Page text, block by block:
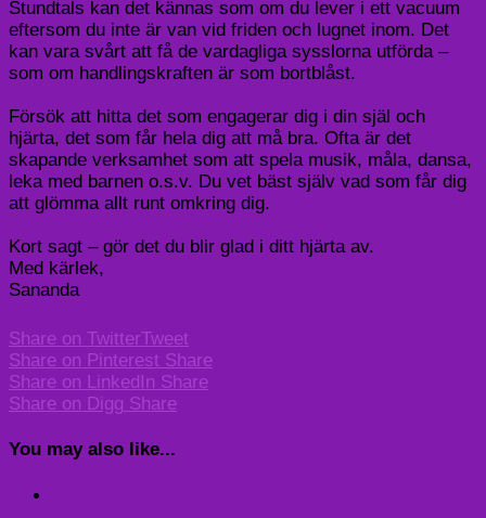
Stundtals kan det kännas som om du lever i ett vacuum
eftersom du inte är van vid friden och lugnet inom. Det
kan vara svårt att få de vardagliga sysslorna utförda –
som om handlingskraften är som bortblåst.
Försök att hitta det som engagerar dig i din själ och
hjärta, det som får hela dig att må bra. Ofta är det
skapande verksamhet som att spela musik, måla, dansa,
leka med barnen o.s.v. Du vet bäst själv vad som får dig
att glömma allt runt omkring dig.
Kort sagt – gör det du blir glad i ditt hjärta av.
Med kärlek,
Sananda
Share on TwitterTweet
Share on Pinterest Share
Share on LinkedIn Share
Share on Digg Share
You may also like...